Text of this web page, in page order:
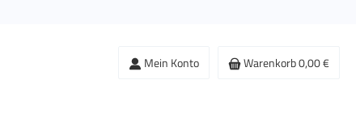
Mein Konto Warenkorb0,00 €